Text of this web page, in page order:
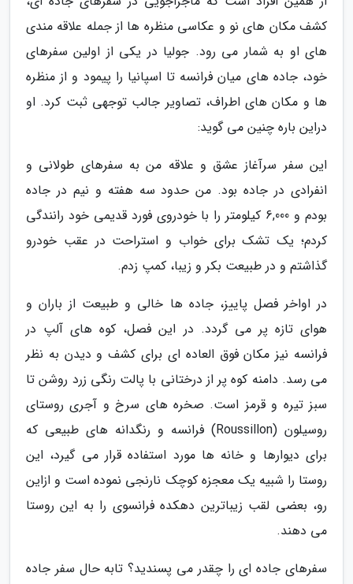
کشف مکان های نو و عکاسی منظره ها از جمله علاقه مندی
های او به شمار می رود. جولیا در یکی از اولین سفرهای
خود، جاده های میان فرانسه تا اسپانیا را پیمود و از منظره
ها و مکان های اطراف، تصاویر جالب توجهی ثبت کرد. او
دراین باره چنین می گوید:
این سفر سرآغاز عشق و علاقه من به سفرهای طولانی و
انفرادی در جاده بود. من حدود سه هفته و نیم در جاده
بودم و 6,000 کیلومتر را با خودروی فورد قدیمی خود رانندگی
کردم؛ یک تشک برای خواب و استراحت در عقب خودرو
گذاشتم و در طبیعت بکر و زیبا، کمپ زدم.
در اواخر فصل پاییز، جاده ها خالی و طبیعت از باران و
هوای تازه پر می گردد. در این فصل، کوه های آلپ در
فرانسه نیز مکان فوق العاده ای برای کشف و دیدن به نظر
می رسد. دامنه کوه پر از درختانی با پالت رنگی زرد روشن تا
سبز تیره و قرمز است. صخره های سرخ و آجری روستای
روسیلون (Roussillon) فرانسه و رنگدانه های طبیعی که
برای دیوارها و خانه ها مورد استفاده قرار می گیرد، این
روستا را شبیه یک معجزه کوچک نارنجی نموده است و ازاین
رو، بعضی لقب زیباترین دهکده فرانسوی را به این روستا
می دهند.
سفرهای جاده ای را چقدر می پسندید؟ تابه حال سفر جاده